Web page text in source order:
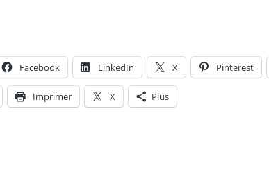
Facebook LinkedIn X Pinterest
Imprimer X Plus